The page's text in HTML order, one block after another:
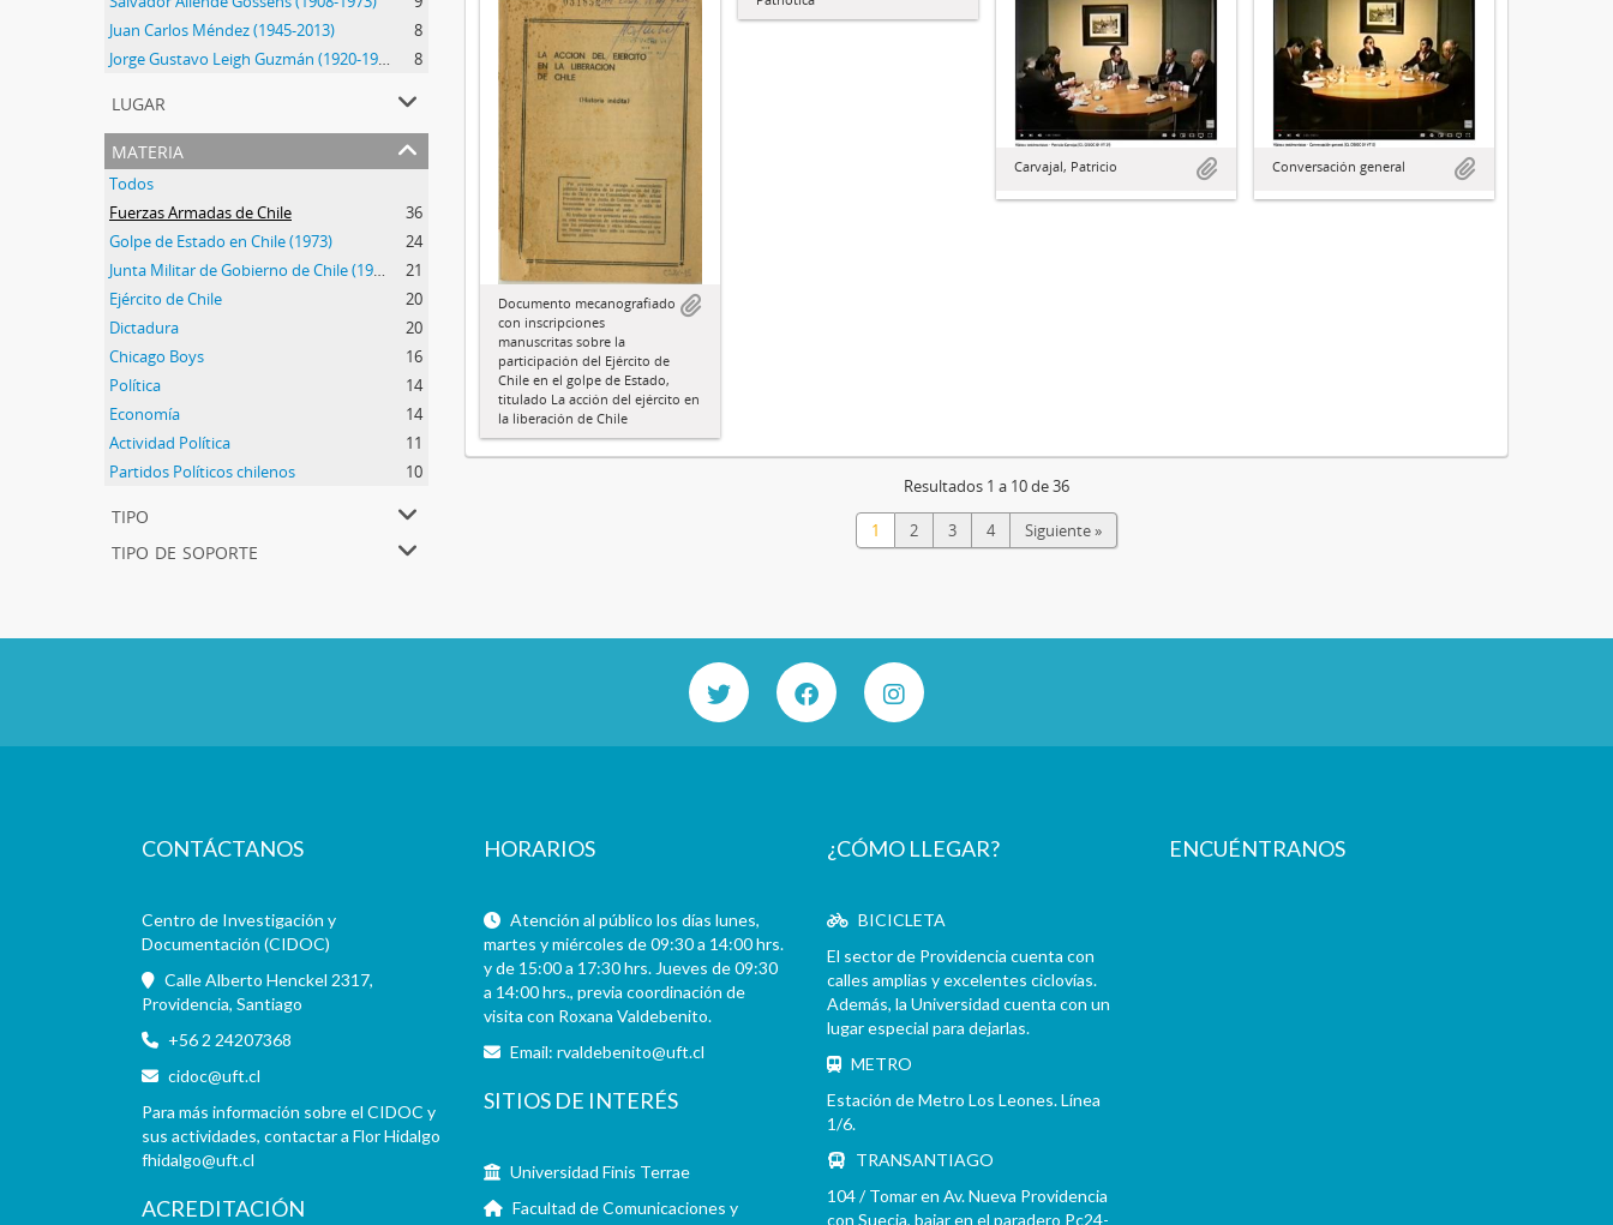
Juan Carlos Méndez (1945-2013)
8
Jorge Gustavo Leigh Guzmán (1920-1999)
8
lugar
materia
Todos
Fuerzas Armadas de Chile
36
Golpe de Estado en Chile (1973)
24
Junta Militar de Gobierno de Chile (1973-1990)
21
Ejército de Chile
20
Dictadura
20
Chicago Boys
16
Política
14
Economía
14
Actividad Política
11
Partidos Políticos chilenos
10
tipo
tipo de soporte
Carvajal, Patricio Conversación general
Documento mecanografiado
con inscripciones
manuscritas sobre la
participación del Ejército de
Chile en el golpe de Estado,
titulado La acción del ejército en
la liberación de Chile
Resultados 1 a 10 de 36
1 2 3 4 Siguiente »
CONTÁCTANOS
Centro de Investigación y
Documentación (CIDOC)
Calle Alberto Henckel 2317,
Providencia, Santiago
+56 2 24207368
cidoc@uft.cl
Para más información sobre el CIDOC y
sus actividades, contactar a Flor Hidalgo
fhidalgo@uft.cl
ACREDITACIÓN
HORARIOS
Atención al público los días lunes,
martes y miércoles de 09:30 a 14:00 hrs.
y de 15:00 a 17:30 hrs. Jueves de 09:30
a 14:00 hrs., previa coordinación de
visita con Roxana Valdebenito.
Email:rvaldebenito@uft.cl
SITIOS DE INTERÉS
Universidad Finis Terrae
Facultad de Comunicaciones y
¿CÓMO LLEGAR?
BICICLETA
El sector de Providencia cuenta con
calles amplias y excelentes ciclovías.
Además, la Universidad cuenta con un
lugar especial para dejarlas.
METRO
Estación de Metro Los Leones. Línea
1/6.
TRANSANTIAGO
104 / Tomar en Av. Nueva Providencia
con Suecia, bajar en el paradero Pc24-
ENCUÉNTRANOS